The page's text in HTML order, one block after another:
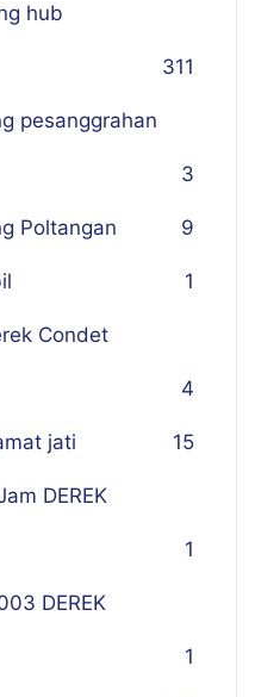
hub
311
pesanggrahan
3
Poltangan 9
1
Condet
4
jati 15
DEREK
1
DEREK
1